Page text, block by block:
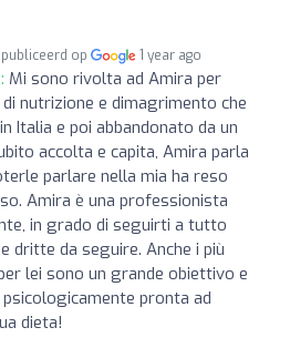
op 1 year ago
Mi sono rivolta ad Amira per
nutrizione e dimagrimento che
Italia e poi abbandonato da un
accolta e capita, Amira parla
parlare nella mia ha reso
Amira è una professionista
in grado di seguirti a tutto
dritte da seguire. Anche i più
lei sono un grande obiettivo e
pronta ad
dieta!